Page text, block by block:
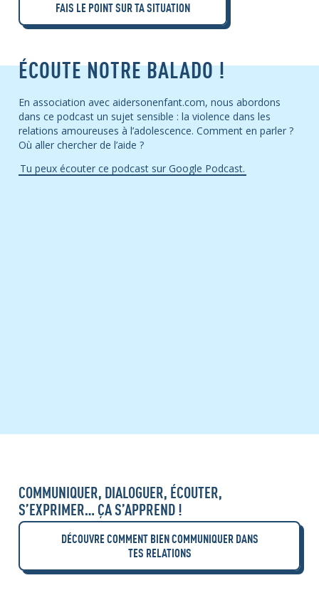
FAIS LE POINT SUR TA SITUATION
ÉCOUTE NOTRE BALADO !
En association avec aidersonenfant.com, nous abordons
dans ce podcast un sujet sensible : la violence dans les
relations amoureuses à l’adolescence. Comment en parler ?
Où aller chercher de l’aide ?
Tu peux écouter ce podcast sur Google Podcast.
COMMUNIQUER, DIALOGUER, ÉCOUTER,
S’EXPRIMER… ÇA S’APPREND !
DÉCOUVRE COMMENT BIEN COMMUNIQUER DANS
TES RELATIONS